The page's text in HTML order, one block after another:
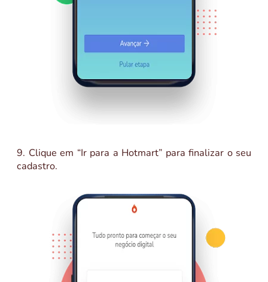
9. Clique em “Ir para a Hotmart” para finalizar o seu
cadastro.